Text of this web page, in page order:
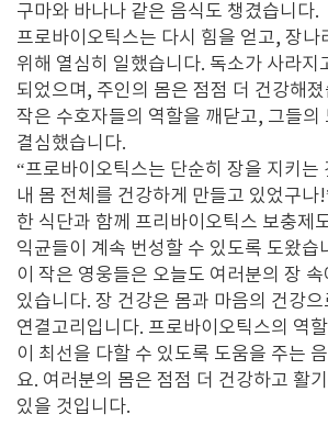
구마와 바나나 같은 음식도 챙겼습니다.
프로바이오틱스는 다시 힘을 얻고, 장나
위해 열심히 일했습니다. 독소가 사라지
되었으며, 주인의 몸은 점점 더 건강해졌
작은 수호자들의 역할을 깨닫고, 그들의
결심했습니다.
“프로바이오틱스는 단순히 장을 지키는
내 몸 전체를 건강하게 만들고 있었구나
한 식단과 함께 프리바이오틱스 보충제
익균들이 계속 번성할 수 있도록 도왔습
이 작은 영웅들은 오늘도 여러분의 장
있습니다. 장 건강은 몸과 마음의 건강
연결고리입니다. 프로바이오틱스의 역
이 최선을 다할 수 있도록 도움을 주는
요. 여러분의 몸은 점점 더 건강하고 활
있을 것입니다.